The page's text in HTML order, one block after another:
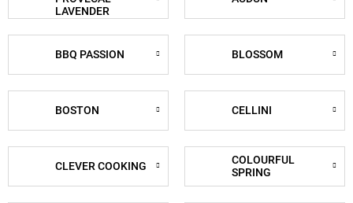
LAVENDER
BBQ PASSION BLOSSOM
BOSTON CELLINI
CLEVER COOKING
COLOURFUL
SPRING